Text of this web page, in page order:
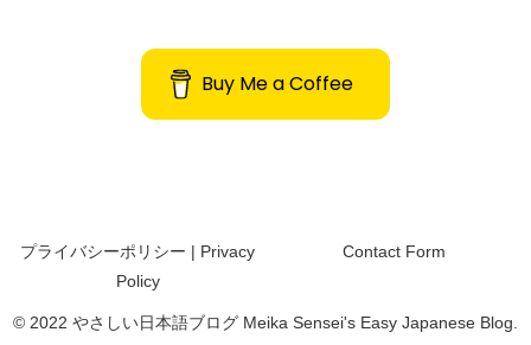
Buy Me a Coffee
プライバシーポリシー | Privacy
Policy
Contact Form
© 2022 やさしい日本語ブログ Meika Sensei's Easy Japanese Blog.